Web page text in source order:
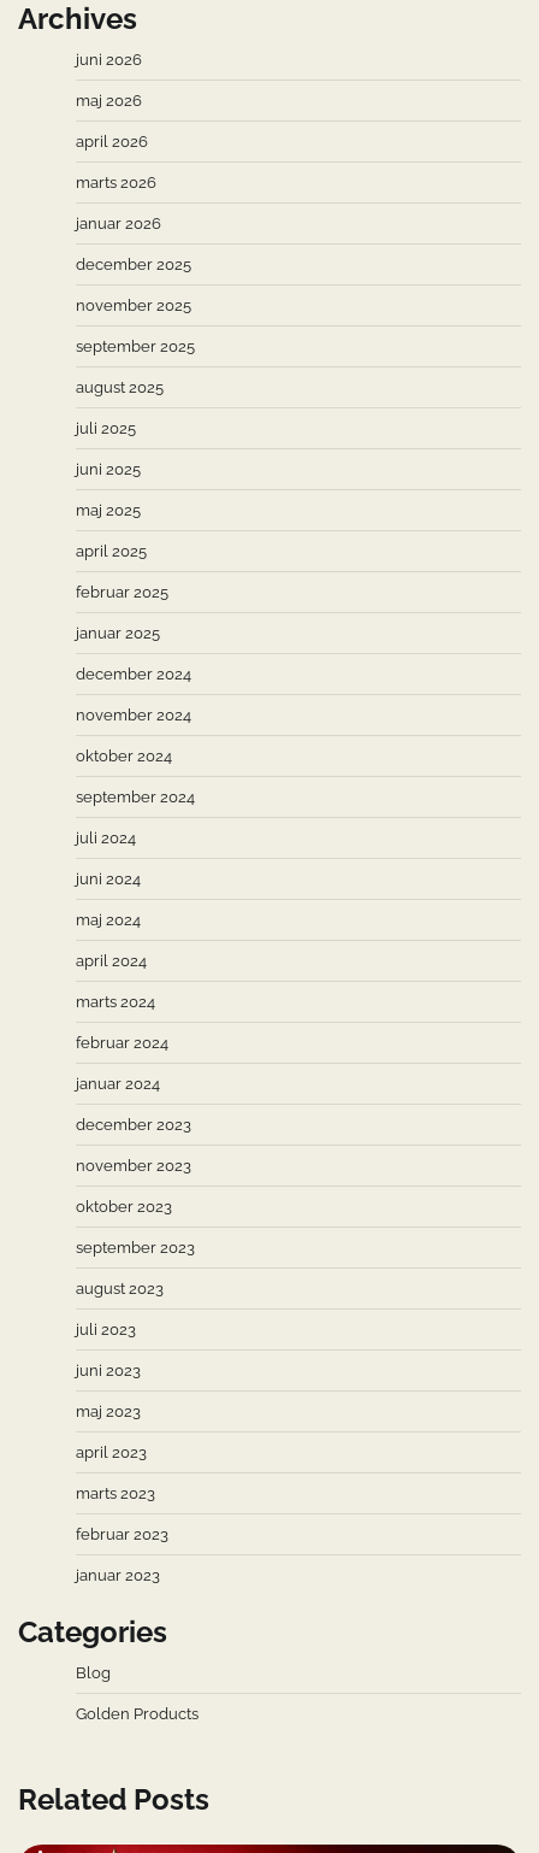
Archives
juni 2026
maj 2026
april 2026
marts 2026
januar 2026
december 2025
november 2025
september 2025
august 2025
juli 2025
juni 2025
maj 2025
april 2025
februar 2025
januar 2025
december 2024
november 2024
oktober 2024
september 2024
juli 2024
juni 2024
maj 2024
april 2024
marts 2024
februar 2024
januar 2024
december 2023
november 2023
oktober 2023
september 2023
august 2023
juli 2023
juni 2023
maj 2023
april 2023
marts 2023
februar 2023
januar 2023
Categories
Blog
Golden Products
Related Posts